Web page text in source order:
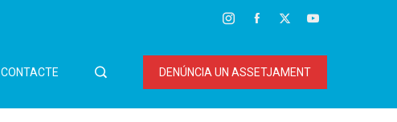
CONTACTE DENÚNCIA UN ASSETJAMENT